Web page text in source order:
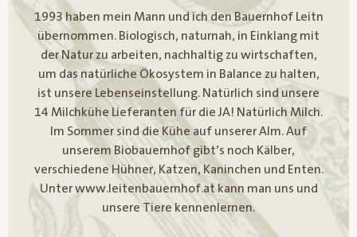
1993 haben mein Mann und ich den Bauernhof Leitn
übernommen. Biologisch, naturnah, in Einklang mit
der Natur zu arbeiten, nachhaltig zu wirtschaften,
um das natürliche Ökosystem in Balance zu halten,
ist unsere Lebenseinstellung. Natürlich sind unsere
14 Milchkühe Lieferanten für die JA! Natürlich Milch.
Im Sommer sind die Kühe auf unserer Alm. Auf
unserem Biobauernhof gibt’s noch Kälber,
verschiedene Hühner, Katzen, Kaninchen und Enten.
Unter www.leitenbauernhof.at kann man uns und
unsere Tiere kennenlernen.